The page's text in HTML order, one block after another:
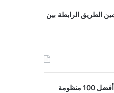
الطريق الرابطة بين
المغرب ضمن أفضل 100 منظومة